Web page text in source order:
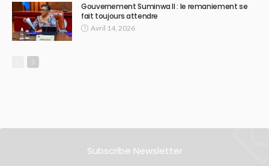
Gouvernement Suminwa II : le remaniement se
fait toujours attendre
Avril 14, 2026
Subscribe Newsletter